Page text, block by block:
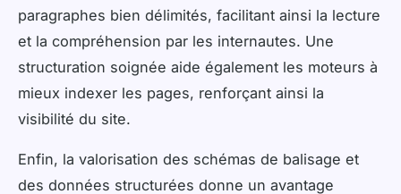
paragraphes bien délimités, facilitant ainsi la lecture
et la compréhension par les internautes. Une
structuration soignée aide également les moteurs à
mieux indexer les pages, renforçant ainsi la
visibilité du site.
Enfin, la valorisation des schémas de balisage et
des données structurées donne un avantage